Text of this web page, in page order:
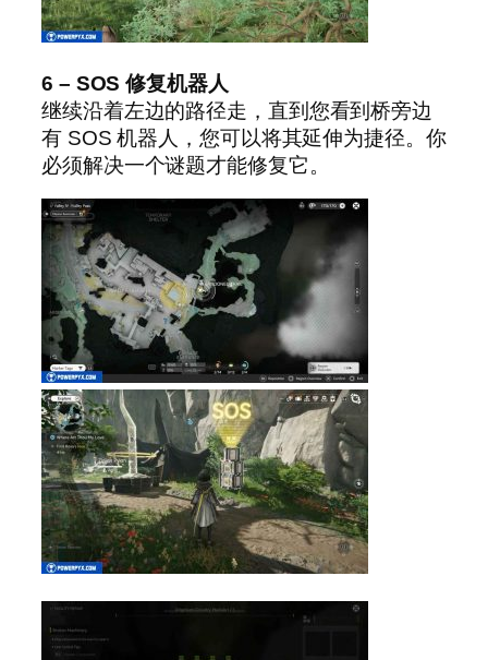
6 – SOS 修复机器人
继续沿着左边的路径走，直到您看到桥旁边
有 SOS 机器人，您可以将其延伸为捷径。你
必须解决一个谜题才能修复它。